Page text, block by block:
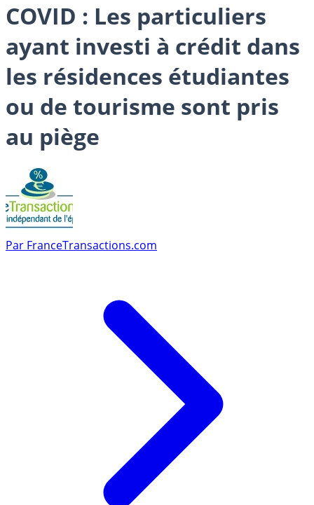
COVID : Les particuliers
ayant investi à crédit dans
les résidences étudiantes
ou de tourisme sont pris
au piège
Par FranceTransactions.com